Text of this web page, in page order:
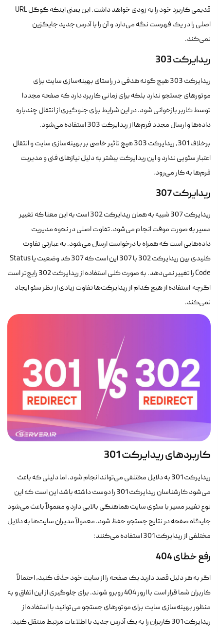
قدیمی کاربرد خود را به زودی خواهد داشت. این یعنی اینکه گوگل URL
اصلی را در یک فهرست نگه می‌دارد و آن را با آدرس جدید جایگزین
نمی‌کند.
ریدایرکت 303
ریدایرکت 303 هیچ گونه هدفی در راستای بهینه‌سازی سایت برای
موتورهای جستجو ندارد بلکه برای زمانی کاربرد دارد که صفحه مجددا
توسط کاربر بازخوانی شود. در این شرایط برای جلوگیری از انتقال چند‌باره
داده‌ها و ارسال مجدد فرم‌ها از ریدایرکت 303 استفاده می‌شود.
برخلاف 301، ریدایرکت 303 هیچ تاثیر خاصی بر بهینه‌سازی سایت و انتقال
اعتبار سئویی ندارد و این ریدایرکت بیشتر به دلیل نیازهای فنی و مدیریت
فرم‌ها به کار می‌رود.
ریدایرکت 307
ریدایرکت 307 شبیه به همان ریدایرکت 302 است به این معنا که تغییر
مسیر به صورت موقت انجام می‌شود. تفاوت اصلی در نحوه مدیریت
داده‌هایی است که همراه با درخواست ارسال می‌شود. به عبارتی تفاوت
کلیدی بین ریدایرکت 302 با 307 این است که 307 کد وضعیت یا Status
Code را تغییر نمی‌دهد. به صورت کلی استفاده از ریدایرکت 302 رایج‌تر است
اگرچه استفاده از هیچ کدام از ریدایرکت‌ها تفاوت زیادی از نظر سئو ایجاد
نمی‌کند.
کاربردهای ریدایرکت 301
ریدایرکت 301 به دلایل مختلفی می‌تواند انجام شود. اما دلیلی که باعث
می‌شود کارشناسان ریدایرکت 301 را دوست داشته باشد این است که این
نوع تغییر مسیر با سئوی سایت هماهنگی بالایی دارد و معمولاً باعث می‌شود
جایگاه صفحه در نتایج جستجو حفظ شود. معمولاً مدیران سایت‌ها به دلایل
مختلفی از ریدایرکت 301 استفاده می‌کنند:
رفع خطای 404
اگر به هر دلیل قصد دارید یک صفحه را از سایت خود حذف کنید، احتمالاً
کاربران شما قرار است با ارور 404 روبرو شوند. برای جلوگیری از این اتفاق و به
منظور بهینه‌سازی سایت برای موتورهای جستجو می‌توانید با استفاده از
ریدایرکت 301 کاربران را به یک آدرس جدید با اطلاعات مرتبط منتقل کنید.